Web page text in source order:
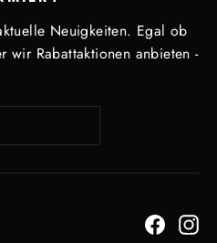
Neuigkeiten. Egal ob
wir Rabattaktionen anbieten -